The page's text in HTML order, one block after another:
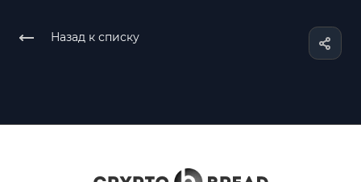
Назад к списку